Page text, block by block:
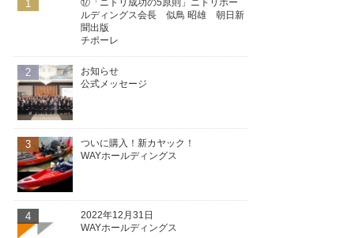
1
⑰「ニトリ成功の5原則」ニトリホー
ルディングス会長 似鳥 昭雄 朝日新
聞出版
チポーレ
2
お知らせ
公式メッセージ
3
ついに購入！新カヤック！
WAYホールディングス
4
2022年12月31日
WAYホールディングス